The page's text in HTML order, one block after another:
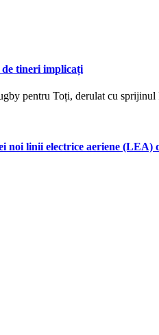
tineri implicați
pentru Toți, derulat cu
linii electrice aeriene (LEA)